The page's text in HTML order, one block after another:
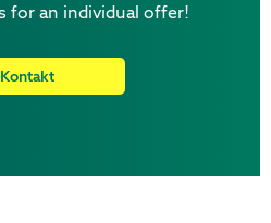
for an individual offer!
Kontakt